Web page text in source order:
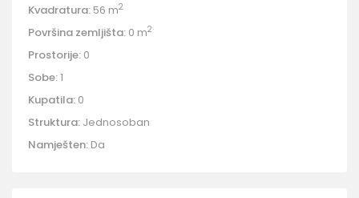
Kvadratura: 56 m2
Površina zemljišta: 0 m2
Prostorije: 0
Sobe:1
Kupatila: 0
Struktura: Jednosoban
Namješten: Da